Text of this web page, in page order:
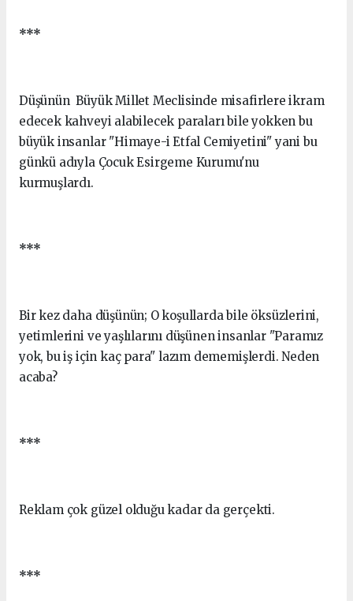
***
Düşünün Büyük Millet Meclisinde misafirlere ikram
edecek kahveyi alabilecek paraları bile yokken bu
büyük insanlar "Himaye-i Etfal Cemiyetini" yani bu
günkü adıyla Çocuk Esirgeme Kurumu'nu
kurmuşlardı.
***
Bir kez daha düşünün; O koşullarda bile öksüzlerini,
yetimlerini ve yaşlılarını düşünen insanlar "Paramız
yok, bu iş için kaç para" lazım dememişlerdi. Neden
acaba?
***
Reklam çok güzel olduğu kadar da gerçekti.
***